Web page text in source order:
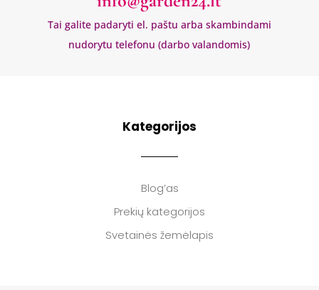
Tai galite padaryti el. paštu arba skambindami
nudorytu telefonu (darbo valandomis)
Kategorijos
Blog’as
Prekių kategorijos
Svetainės žemėlapis